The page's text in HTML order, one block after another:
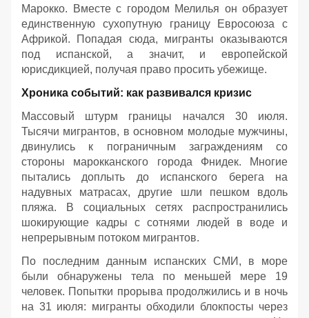
Марокко. Вместе с городом Мелилья он образует
единственную сухопутную границу Евросоюза с
Африкой. Попадая сюда, мигранты оказываются
под испанской, а значит, и европейской
юрисдикцией, получая право просить убежище.
Хроника событий: как развивался кризис
Массовый штурм границы начался 30 июля.
Тысячи мигрантов, в основном молодые мужчины,
двинулись к пограничным заграждениям со
стороны марокканского города Фнидек. Многие
пытались доплыть до испанского берега на
надувных матрасах, другие шли пешком вдоль
пляжа. В социальных сетях распространились
шокирующие кадры с сотнями людей в воде и
непрерывным потоком мигрантов.
По последним данным испанских СМИ, в море
были обнаружены тела по меньшей мере 19
человек. Попытки прорыва продолжились и в ночь
на 31 июля: мигранты обходили блокпосты через